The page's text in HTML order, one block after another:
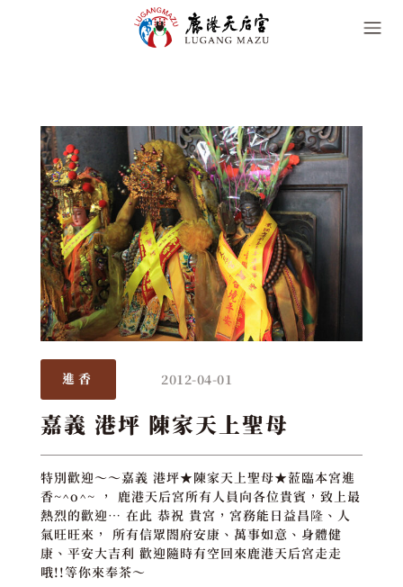
進香 2012-04-01
嘉義 港坪 陳家天上聖母
特別歡迎～～嘉義 港坪★陳家天上聖母★蒞臨本宮進
香~^o^~ ， 鹿港天后宮所有人員向各位貴賓，致上最
熱烈的歡迎… 在此 恭祝 貴宮，宮務能日益昌隆、人
氣旺旺來， 所有信眾閤府安康、萬事如意、身體健
康、平安大吉利 歡迎隨時有空回來鹿港天后宮走走
哦!!等你來奉茶～